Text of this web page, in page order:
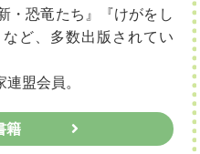
・恐竜たち』『けがをし
ど、多数出版されてい
連盟会員。
籍